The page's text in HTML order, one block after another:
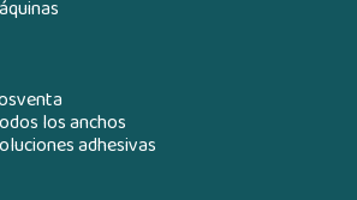
los anchos
adhesivas